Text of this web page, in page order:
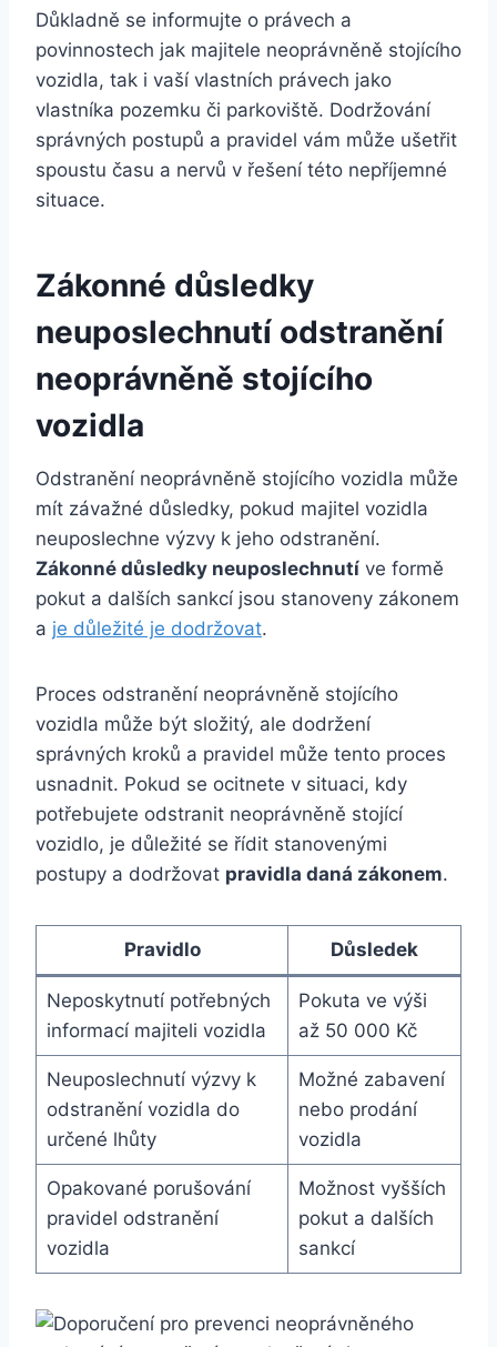
Důkladně se informujte o právech a
povinnostech jak majitele neoprávněně stojícího
vozidla, tak i vaší vlastních právech jako
vlastníka pozemku či parkoviště. Dodržování
správných postupů a pravidel vám může ušetřit
spoustu času a nervů v řešení této nepříjemné
situace.
Zákonné důsledky
neuposlechnutí odstranění
neoprávněně stojícího
vozidla
Odstranění neoprávněně stojícího vozidla může
mít závažné důsledky, pokud majitel vozidla
neuposlechne výzvy k jeho odstranění.
Zákonné důsledky neuposlechnutí ve formě
pokut a dalších sankcí jsou stanoveny zákonem
a je důležité je dodržovat.
Proces odstranění neoprávněně stojícího
vozidla může být složitý, ale dodržení
správných kroků a pravidel může tento proces
usnadnit. Pokud se ocitnete v situaci, kdy
potřebujete odstranit neoprávněně stojící
vozidlo, je důležité se řídit stanovenými
postupy a dodržovat pravidla daná zákonem.
Pravidlo Důsledek
Neposkytnutí potřebných
informací majiteli vozidla
Pokuta ve výši
až 50 000 Kč
Neuposlechnutí výzvy k
odstranění vozidla do
určené lhůty
Možné zabavení
nebo prodání
vozidla
Opakované porušování
pravidel odstranění
vozidla
Možnost vyšších
pokut a dalších
sankcí